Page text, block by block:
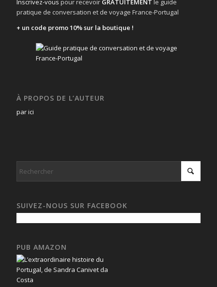
Inscrivez-vous pour recevoir GRATUITEMENT le guide
pratique de conversation et de voyage France-Portugal
+ un code promo 10% sur la boutique !
À PROPOS DE L’AUTEUR
par ici
SUIVEZ-NOUS SUR FACEBOOK
PUB AMAZON